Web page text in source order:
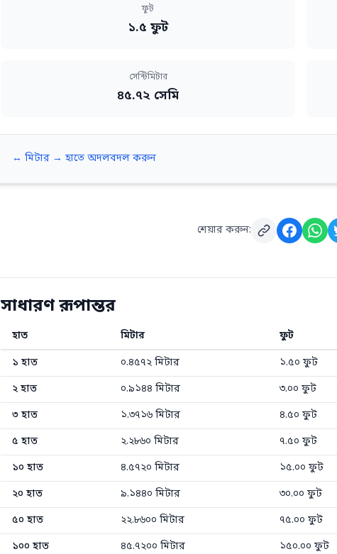
ফুট
১.৫ ফুট
সেন্টিমিটার
৪৫.৭২ সেমি
↔️ মিটার → হাতে অদলবদল করুন
শেয়ার করুন:
সাধারণ রূপান্তর
হাত থেকে মিটার, ফুট এবং ইঞ্চিতে সাধারণ রূপান্তর মান
হাত মিটার ফুট
১ হাত ০.৪৫৭২ মিটার ১.৫০ ফুট
২ হাত ০.৯১৪৪ মিটার ৩.০০ ফুট
৩ হাত ১.৩৭১৬ মিটার ৪.৫০ ফুট
৫ হাত ২.২৮৬০ মিটার ৭.৫০ ফুট
১০ হাত ৪.৫৭২০ মিটার ১৫.০০ ফুট
২০ হাত ৯.১৪৪০ মিটার ৩০.০০ ফুট
৫০ হাত ২২.৮৬০০ মিটার ৭৫.০০ ফুট
১০০ হাত ৪৫.৭২০০ মিটার ১৫০.০০ ফুট